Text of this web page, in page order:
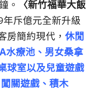
。
〈新竹福華大飯
斥億元全新升級
房簡約現代， 休閒
水療池、男女桑拿
球室以及兒童遊戲
關遊戲、積木